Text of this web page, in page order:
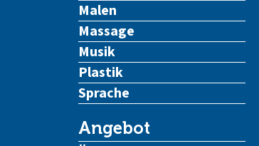
Malen
Massage
Musik
Plastik
Sprache
Angebot